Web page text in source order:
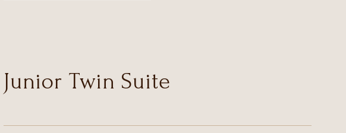
Junior Twin Suite